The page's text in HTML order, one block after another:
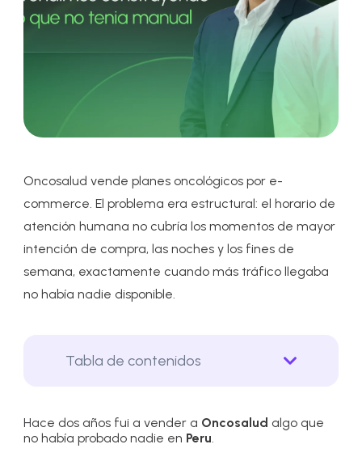
Oncosalud vende planes oncológicos por e-
commerce. El problema era estructural: el horario de
atención humana no cubría los momentos de mayor
intención de compra, las noches y los fines de
semana, exactamente cuando más tráfico llegaba
no había nadie disponible.
Tabla de contenidos
Hace dos años fui a vender a Oncosalud algo que
no había probado nadie en Peru.